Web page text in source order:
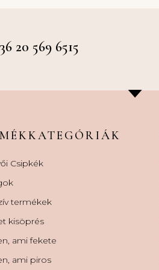
20 569 6515
Csipkék
termékek
kisöprés
ami fekete
ami piros